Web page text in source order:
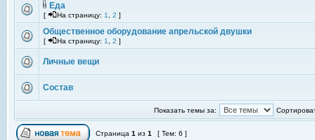
Еда
[ На страницу: 1 2 ]
Общественное оборудование апрельской двушки
[ На страницу: 1 2 ]
Личные вещи
Состав
Показать темы за:
Страница 1 из 1 [ Тем: 6 ]